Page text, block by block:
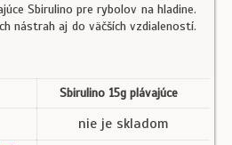
Sbirulino pre rybolov na hladine.
nástrah aj do väčších vzdialeností.
Sbirulino 15g plávajúce
nie je skladom